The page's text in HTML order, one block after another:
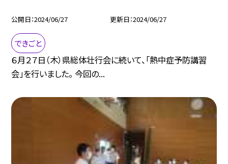
公開日 2024/06/27 更新日 2024/06/27
できごと
６月２７日（木）県総体壮行会に続いて、「熱中症予防講習
会」を行いました。 今回の...